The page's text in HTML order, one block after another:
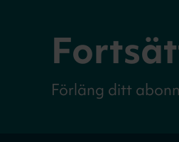
Förläng ditt